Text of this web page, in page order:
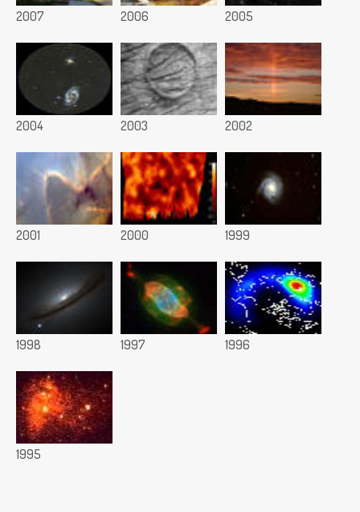
2007 2006 2005
2004 2003 2002
2001 2000 1999
1998 1997 1996
1995